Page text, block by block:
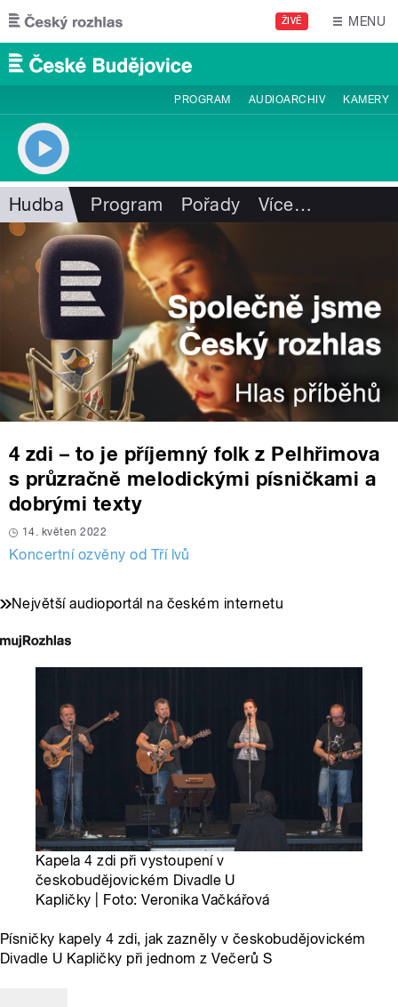
Přejít k hlavnímu obsahu
ŽIVĚ MENU
PROGRAM AUDIOARCHIV KAMERY
Hudba Program Pořady Více…
4 zdi – to je příjemný folk z Pelhřimova
s průzračně melodickými písničkami a
dobrými texty
14. květen 2022
Koncertní ozvěny od Tří lvů
Největší audioportál na českém internetu
Kapela 4 zdi při vystoupení v
českobudějovickém Divadle U
Kapličky | Foto: Veronika Vačkářová
Písničky kapely 4 zdi, jak zazněly v českobudějovickém
Divadle U Kapličky při jednom z Večerů S